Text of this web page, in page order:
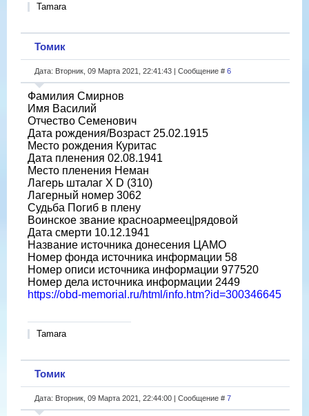
Tamara
Томик
Дата: Вторник, 09 Марта 2021, 22:41:43 | Сообщение # 6
Фамилия Смирнов
Имя Василий
Отчество Семенович
Дата рождения/Возраст 25.02.1915
Место рождения Куритас
Дата пленения 02.08.1941
Место пленения Неман
Лагерь шталаг X D (310)
Лагерный номер 3062
Судьба Погиб в плену
Воинское звание красноармеец|рядовой
Дата смерти 10.12.1941
Название источника донесения ЦАМО
Номер фонда источника информации 58
Номер описи источника информации 977520
Номер дела источника информации 2449
https://obd-memorial.ru/html/info.htm?id=300346645
Tamara
Томик
Дата: Вторник, 09 Марта 2021, 22:44:00 | Сообщение # 7